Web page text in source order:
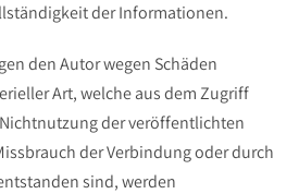
der Informationen.
den Autor wegen Schäden
Art, welche aus dem Zugriff
der veröffentlichten
der Verbindung oder durch
sind, werden